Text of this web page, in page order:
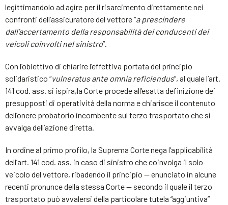
legittimandolo ad agire per il risarcimento direttamente nei
confronti dell’assicuratore del vettore “a prescindere
dall’accertamento della responsabilità dei conducenti dei
veicoli coinvolti nel sinistro”.
Con l’obiettivo di chiarire l’effettiva portata del principio
solidaristico “vulneratus ante omnia reficiendus”, al quale l’art.
141 cod. ass. si ispira,la Corte procede all’esatta definizione dei
presupposti di operatività della norma e chiarisce il contenuto
dell’onere probatorio incombente sul terzo trasportato che si
avvalga dell’azione diretta.
In ordine al primo profilo, la Suprema Corte nega l’applicabilità
dell’art. 141 cod. ass. in caso di sinistro che coinvolga il solo
veicolo del vettore, ribadendo il principio — enunciato in alcune
recenti pronunce della stessa Corte — secondo il quale il terzo
trasportato può avvalersi della particolare tutela “aggiuntiva”